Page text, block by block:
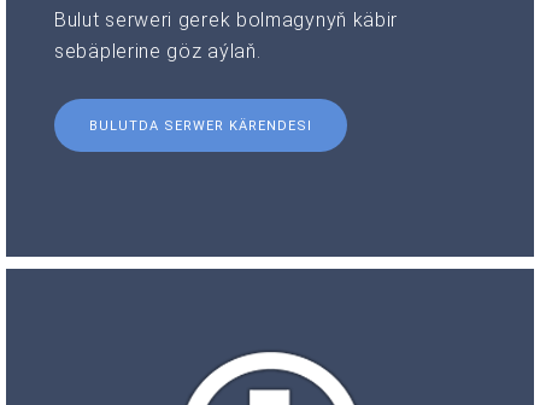
Bulut serweri gerek bolmagynyň käbir
sebäplerine göz aýlaň.
BULUTDA SERWER KÄRENDESI